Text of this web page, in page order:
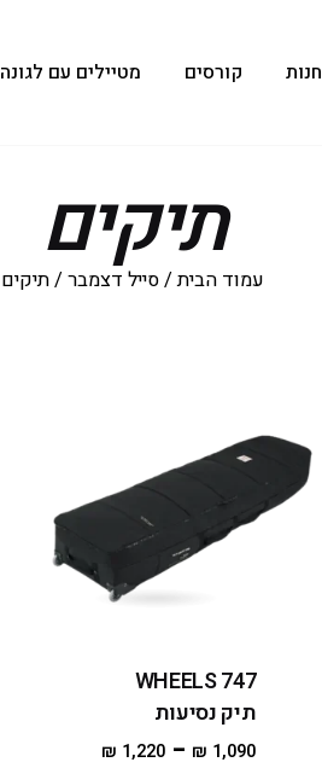
חנות קורסים מטיילים עם לגונה
תיקים
עמוד הבית/סייל דצמבר/ תיקים
747 WHEELS
תיק נסיעות
₪ 1,090
–
₪ 1,220